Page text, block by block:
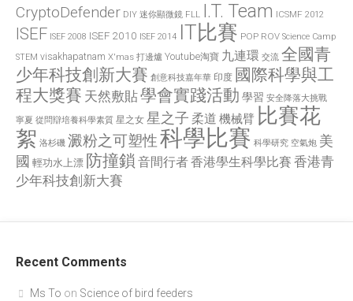
CryptoDefender DIY 迷你顯微鏡 FLL I.T. Team ICSMF 2012
ISEF ISEF 2008 ISEF 2010 ISEF 2014 IT比賽 POP ROV Science Camp
STEM visakhapatnam X'mas 打邊爐 Youtube淘寶 九連環 交流 全國青
少年科技創新大賽 創意科技嘉年華 印度 國際科學與工
程大獎賽 天然敷貼學會實踐活動 學習 安全降落大挑戰
寧夏 從問辯培養科學素質 星之女 星之子 柔道 機械臂 比賽花
絮 洛杉磯 澱粉之可塑性科學比賽 科學研究 空氣炮 美
國 輕功水上漂 防撞鎖 音間行者香港學生科學比賽 香港青
少年科技創新大賽
Recent Comments
Ms To on Science of bird feeders